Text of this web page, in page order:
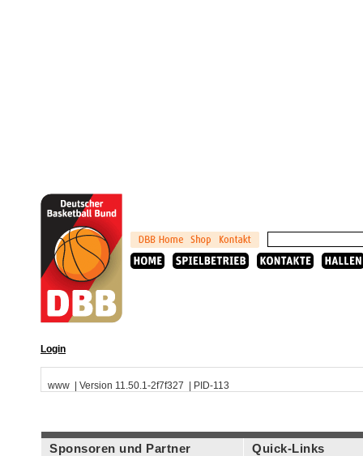
Login
www | Version 11.50.1-2f7f327 | PID-113
Sponsoren und Partner Quick-Links